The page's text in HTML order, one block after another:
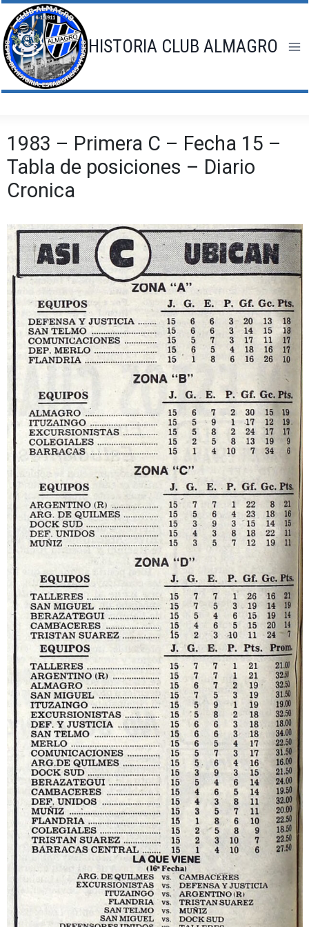
Saltar
al
contenido
HISTORIA CLUB ALMAGRO
1983 – Primera C – Fecha 15 –
Tabla de posiciones – Diario
Cronica